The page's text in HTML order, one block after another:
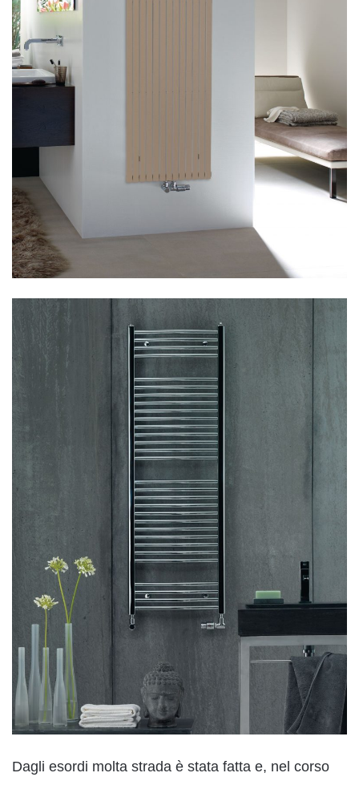
Dagli esordi molta strada è stata fatta e, nel corso